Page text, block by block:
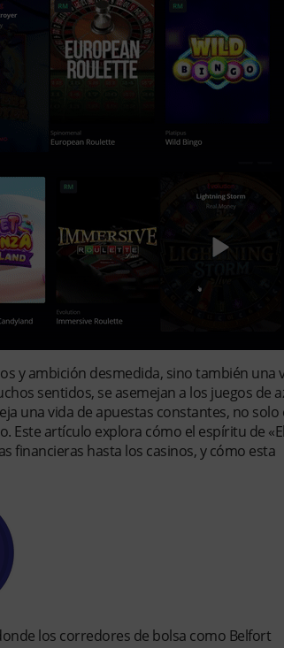
y ambición desmedida, sino también una
sentidos, se asemejan a los juegos de
una vida de apuestas constantes, no solo
Este artículo explora cómo el espíritu de
financieras hasta los casinos, y cómo esta
los corredores de bolsa como Belfort